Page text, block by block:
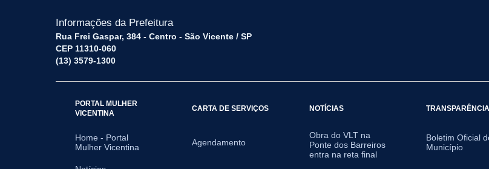
Informações da Prefeitura
Rua Frei Gaspar, 384 - Centro - São Vicente / SP
CEP 11310-060
(13) 3579-1300
PORTAL MULHER
VICENTINA
Home - Portal
Mulher Vicentina
CARTA DE SERVIÇOS
Agendamento
NOTÍCIAS
Obra do VLT na
Ponte dos Barreiros
entra na reta final
TRANSPARÊNCIA
Boletim Oficial
Município